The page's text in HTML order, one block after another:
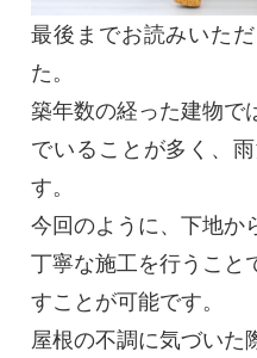
最後までお読みいた
た。
築年数の経った建物で
でいることが多く、
す。
今回のように、下地か
丁寧な施工を行うこと
すことが可能です。
屋根の不調に気づいた